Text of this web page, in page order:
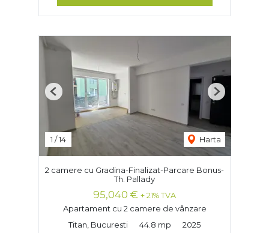
1 /14 Harta
Previous Next
2 camere cu Gradina-Finalizat-Parcare Bonus-
Th. Pallady
95,040 € + 21% TVA
Apartament cu 2 camere de vânzare
Titan, Bucuresti
44.8 mp 2025